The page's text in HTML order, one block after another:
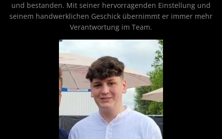
und bestanden. Mit seiner hervorragenden Einstellung und
seinem handwerklichen Geschick übernimmt er immer mehr
Verantwortung im Team.